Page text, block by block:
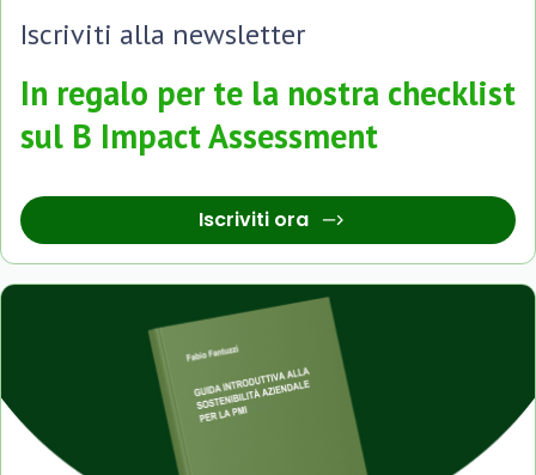
Iscriviti alla newsletter
In regalo per te la nostra checklist
sul B Impact Assessment
Iscriviti ora